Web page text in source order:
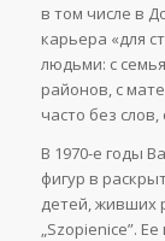
в том числе в
карьера «для
людьми: с
районов, с
часто без
В 1970-е годы
фигур в
детей, живших
„Szopienice”.